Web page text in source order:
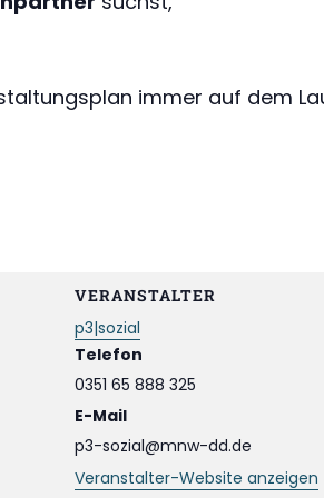
immer auf dem
VERANSTALTER
p3|sozial
Telefon
0351 65 888 325
E-Mail
p3-sozial@mnw-dd.de
Veranstalter-Website anzeigen